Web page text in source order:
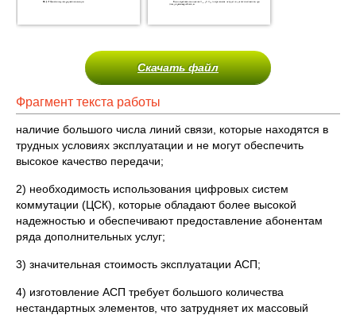
Скачать файл
Фрагмент текста работы
наличие большого числа линий связи, которые находятся в
трудных условиях эксплуатации и не могут обеспечить
высокое качество передачи;
2) необходимость использования цифровых систем
коммутации (ЦСК), которые обладают более высокой
надежностью и обеспечивают предоставление абонентам
ряда дополнительных услуг;
3) значительная стоимость эксплуатации АСП;
4) изготовление АСП требует большого количества
нестандартных элементов, что затрудняет их массовый